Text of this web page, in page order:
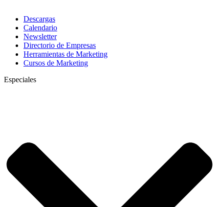
Descargas
Calendario
Newsletter
Directorio de Empresas
Herramientas de Marketing
Cursos de Marketing
Especiales